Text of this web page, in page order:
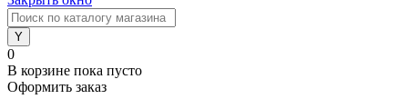
0
В корзине пока пусто
Оформить заказ